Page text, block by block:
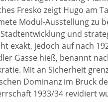
Fresko zeigt Hugo am
Modul-Ausstellung zu
und
exakt, jedoch auf nach
Gasse hieß, benannt
Mit an Sicherheit
Dominanz im Bruck
1933/34 revidiert